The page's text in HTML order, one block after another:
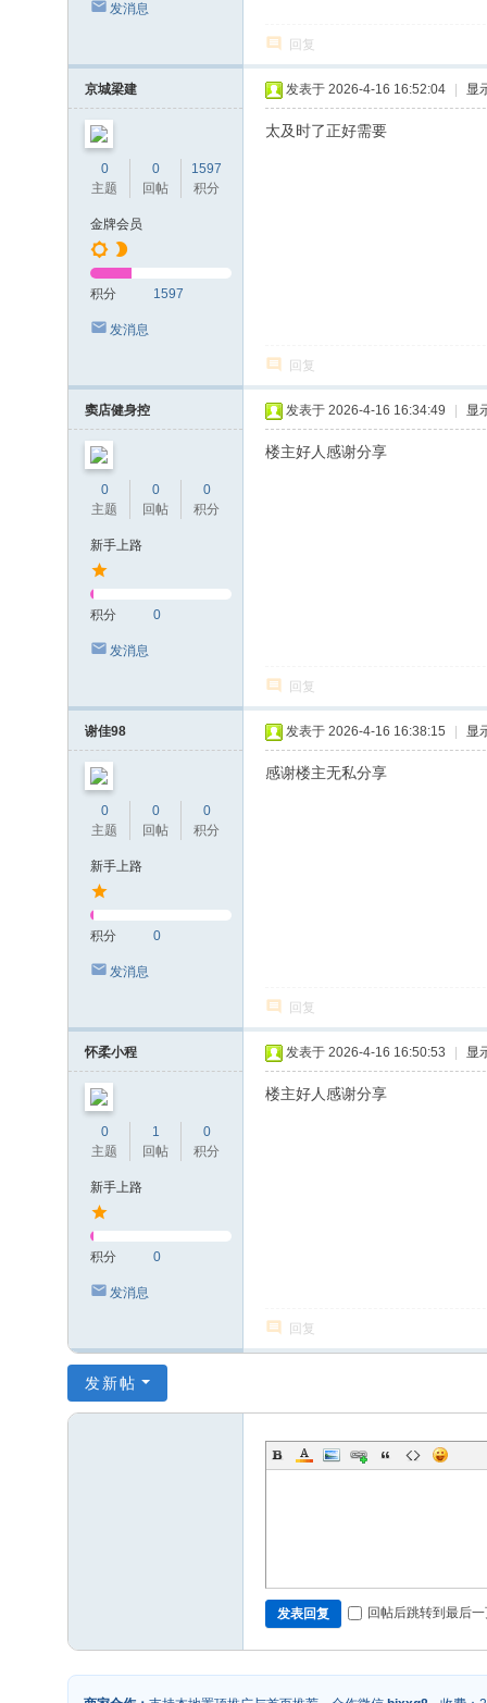
发消息
回复
京城梁建
0
主题
0
回帖
1597
积分
金牌会员
积分 1597
发消息
发表于 2026-4-16 16:52:04 显
太及时了正好需要
回复
窦店健身控
0
主题
0
回帖
0
积分
新手上路
积分 0
发消息
发表于 2026-4-16 16:34:49 显
楼主好人感谢分享
回复
谢佳98
0
主题
0
回帖
0
积分
新手上路
积分 0
发消息
发表于 2026-4-16 16:38:15 显
感谢楼主无私分享
回复
怀柔小程
0
主题
1
回帖
0
积分
新手上路
积分 0
发消息
发表于 2026-4-16 16:50:53 显
楼主好人感谢分享
回复
发新帖
发表回复 回帖后跳转到最后